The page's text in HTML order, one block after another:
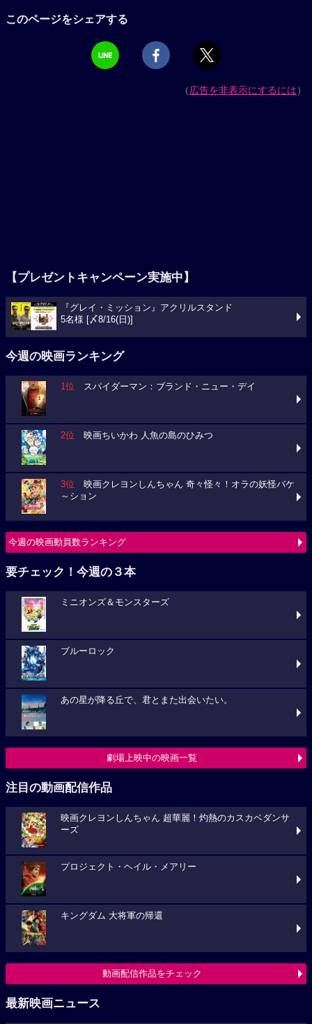
このページをシェアする
（広告を非表示にするには）
【プレゼントキャンペーン実施中】
『グレイ・ミッション』アクリルスタンド
5名様 [〆8/16(日)]
今週の映画ランキング
1位 スパイダーマン：ブランド・ニュー・デイ
2位 映画ちいかわ 人魚の島のひみつ
3位 映画クレヨンしんちゃん 奇々怪々！オラの妖怪バケ
～ション
今週の映画動員数ランキング
要チェック！今週の３本
ミニオンズ＆モンスターズ
ブルーロック
あの星が降る丘で、君とまた出会いたい。
劇場上映中の映画一覧
注目の動画配信作品
映画クレヨンしんちゃん 超華麗！灼熱のカスカベダンサ
ーズ
プロジェクト・ヘイル・メアリー
キングダム 大将軍の帰還
動画配信作品をチェック
最新映画ニュース